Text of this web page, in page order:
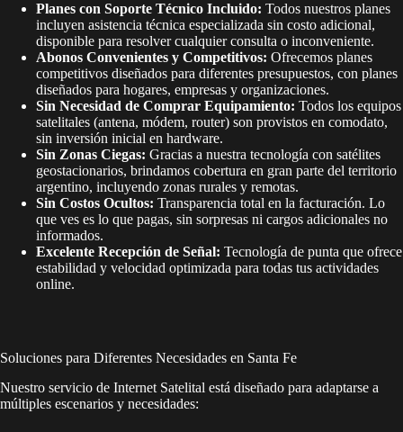
Planes con Soporte Técnico Incluido: Todos nuestros planes
incluyen asistencia técnica especializada sin costo adicional,
disponible para resolver cualquier consulta o inconveniente.
Abonos Convenientes y Competitivos: Ofrecemos planes
competitivos diseñados para diferentes presupuestos, con planes
diseñados para hogares, empresas y organizaciones.
Sin Necesidad de Comprar Equipamiento: Todos los equipos
satelitales (antena, módem, router) son provistos en comodato,
sin inversión inicial en hardware.
Sin Zonas Ciegas: Gracias a nuestra tecnología con satélites
geostacionarios, brindamos cobertura en gran parte del territorio
argentino, incluyendo zonas rurales y remotas.
Sin Costos Ocultos: Transparencia total en la facturación. Lo
que ves es lo que pagas, sin sorpresas ni cargos adicionales no
informados.
Excelente Recepción de Señal: Tecnología de punta que ofrece
estabilidad y velocidad optimizada para todas tus actividades
online.
Soluciones para Diferentes Necesidades en Santa Fe
Nuestro servicio de Internet Satelital está diseñado para adaptarse a
múltiples escenarios y necesidades: